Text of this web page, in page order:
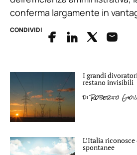
conferma largamente in
CONDIVIDI
I grandi
restano invisibili
diRoberto
L’Italia
spontanee